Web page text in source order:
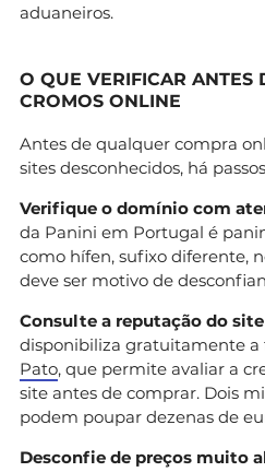
aduaneiros.
O QUE VERIFICAR ANTES
CROMOS ONLINE
Antes de qualquer compra
sites desconhecidos, há
Verifique o domínio com
da Panini em Portugal é
como hífen, sufixo diferente,
deve ser motivo de
Consulte a reputação do site
disponibiliza gratuitamente a
Pato, que permite avaliar a
site antes de comprar. Dois
podem poupar dezenas de
Desconfie de preços muito